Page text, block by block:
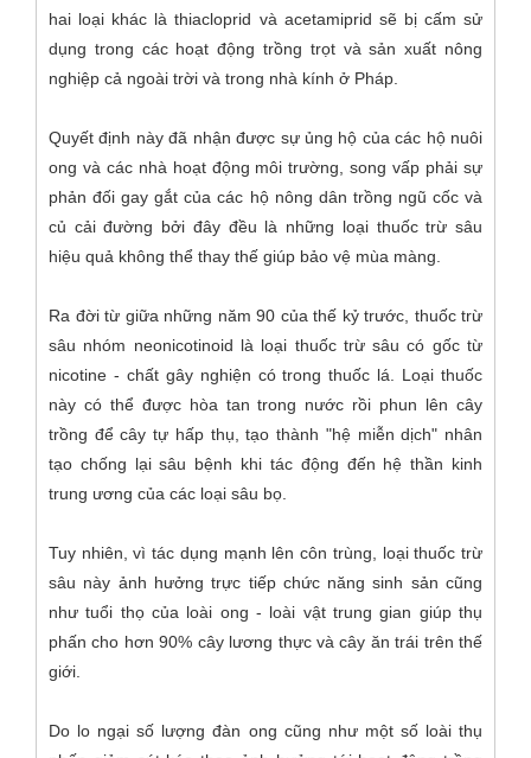
hai loại khác là thiacloprid và acetamiprid sẽ bị cấm sử
dụng trong các hoạt động trồng trọt và sản xuất nông
nghiệp cả ngoài trời và trong nhà kính ở Pháp.
Quyết định này đã nhận được sự ủng hộ của các hộ nuôi
ong và các nhà hoạt động môi trường, song vấp phải sự
phản đối gay gắt của các hộ nông dân trồng ngũ cốc và
củ cải đường bởi đây đều là những loại thuốc trừ sâu
hiệu quả không thể thay thế giúp bảo vệ mùa màng.
Ra đời từ giữa những năm 90 của thế kỷ trước, thuốc trừ
sâu nhóm neonicotinoid là loại thuốc trừ sâu có gốc từ
nicotine - chất gây nghiện có trong thuốc lá. Loại thuốc
này có thể được hòa tan trong nước rồi phun lên cây
trồng để cây tự hấp thụ, tạo thành "hệ miễn dịch" nhân
tạo chống lại sâu bệnh khi tác động đến hệ thần kinh
trung ương của các loại sâu bọ.
Tuy nhiên, vì tác dụng mạnh lên côn trùng, loại thuốc trừ
sâu này ảnh hưởng trực tiếp chức năng sinh sản cũng
như tuổi thọ của loài ong - loài vật trung gian giúp thụ
phấn cho hơn 90% cây lương thực và cây ăn trái trên thế
giới.
Do lo ngại số lượng đàn ong cũng như một số loài thụ